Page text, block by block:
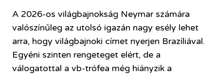
A 2026-os világbajnokság Neymar számára
valószínűleg az utolsó igazán nagy esély lehet
arra, hogy világbajnoki címet nyerjen Brazíliával.
Egyéni szinten rengeteget elért, de a
válogatottal a vb-trófea még hiányzik a